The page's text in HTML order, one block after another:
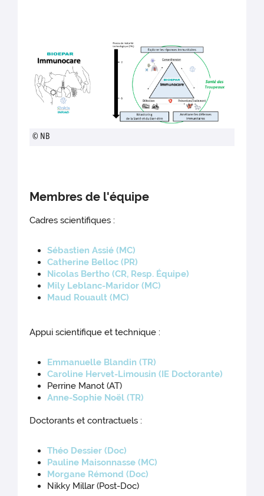
© NB
Membres de l'équipe
Cadres scientifiques :
Sébastien Assié (MC)
Catherine Belloc (PR)
Nicolas Bertho (CR, Resp. Équipe)
Mily Leblanc-Maridor (MC)
Maud Rouault (MC)
Appui scientifique et technique :
Emmanuelle Blandin (TR)
Caroline Hervet-Limousin (IE Doctorante)
Perrine Manot (AT)
Anne-Sophie Noël (TR)
Doctorants et contractuels :
Théo Dessier (Doc)
Pauline Maisonnasse (MC)
Morgane Rémond (Doc)
Nikky Millar (Post-Doc)